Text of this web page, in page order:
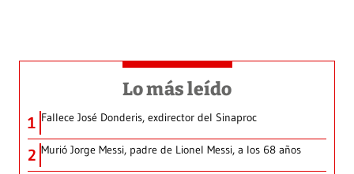
Lo más leído
1 Fallece José Donderis, exdirector del Sinaproc
2 Murió Jorge Messi, padre de Lionel Messi, a los 68 años